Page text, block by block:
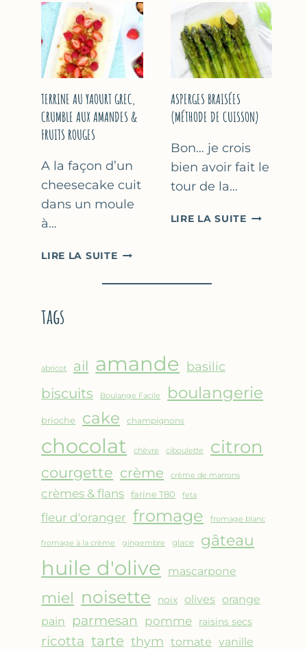
FRAISE
YAOURT
GREC
TERRINE AU YAOURT GREC,
CRUMBLE AUX AMANDES &
FRUITS ROUGES
A la façon d’un
cheesecake cuit
dans un moule
à…
LIRE LA SUITETERRINE
YAOURT
&
ROUGES
ASPERGES BRAISÉES
(MÉTHODE DE CUISSON)
Bon… je crois
bien avoir fait le
tour de la…
LIRE LA SUITEASPERGES
tags
abricot ail amande basilic
biscuits Boulange Facile boulangerie
brioche cake champignons
chocolat chèvre ciboulette citron
courgette crème crème de marrons
crèmes & flans farine T80 feta
fleur d'oranger fromage fromage blanc
fromage à la crème gingembre glace gâteau
huile d'olive mascarpone
miel noisette noix olives orange
pain
parmesan pomme raisins secs
ricotta tarte thym tomate vanille